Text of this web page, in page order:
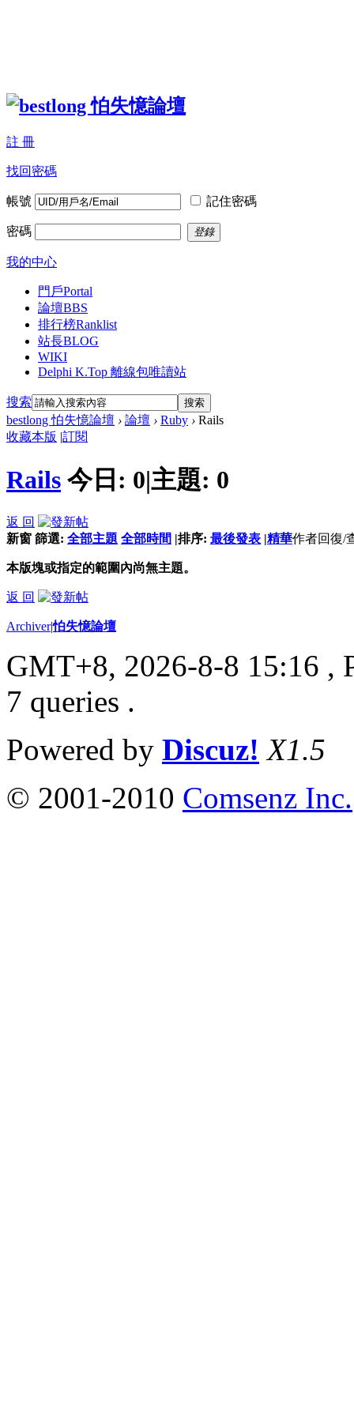
註 冊
找回密碼
帳號 記住密碼
密碼 登錄
我的中心
門戶Portal
論壇BBS
排行榜Ranklist
站長BLOG
WIKI
Delphi K.Top 離線包唯讀站
搜索 搜索
bestlong 怕失憶論壇 › 論壇 › Ruby › Rails
收藏本版 |訂閱
Rails 今日: 0|主題: 0
返 回
新窗 篩選: 全部主題 全部時間 |排序: 最後發表 |精華作者回復/
本版塊或指定的範圍內尚無主題。
返 回
Archiver|怕失憶論壇
GMT+8, 2026-8-8 15:16 ,
7 queries .
Powered by Discuz! X1.5
© 2001-2010 Comsenz Inc.